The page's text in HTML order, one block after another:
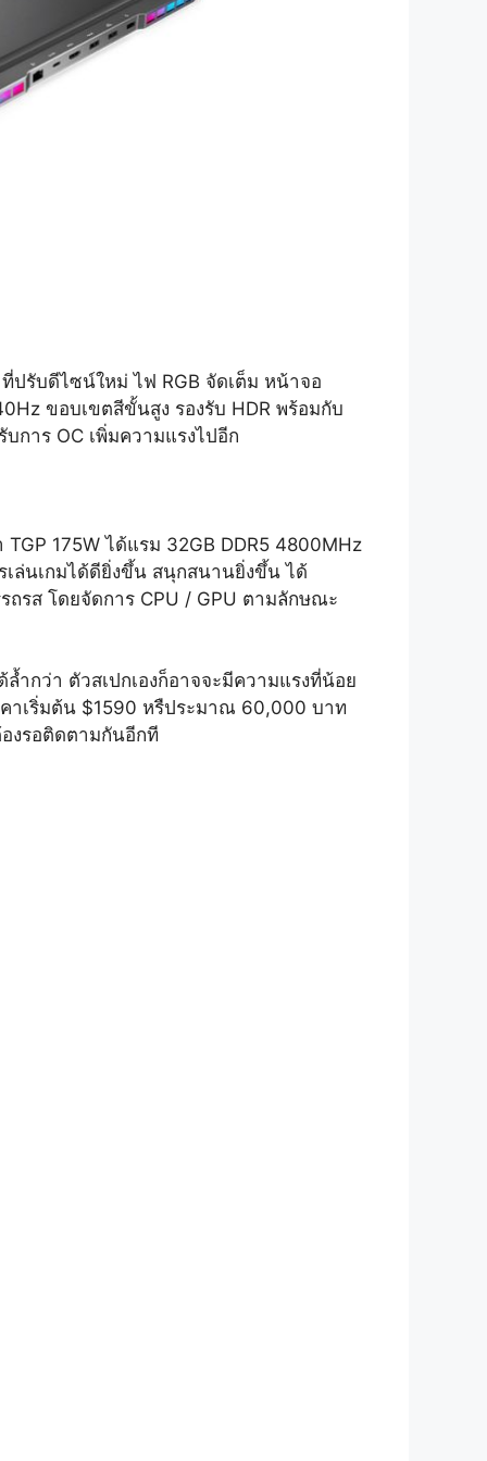
ปรับดีไซน์ใหม่ ไฟ RGB จัดเต็ม หน้าจอ
ขอบเขตสีขั้นสูง รองรับ HDR พร้อมกับ
การ OC เพิ่มความแรงไปอีก
175W ได้แรม 32GB DDR5 4800MHz
เล่นเกมได้ดียิ่งขึ้น สนุกสนานยิ่งขึ้น ได้
ถรส โดยจัดการ CPU / GPU ตามลักษณะ
ำกว่า ตัวสเปกเองก็อาจจะมีความแรงที่น้อย
าเริ่มต้น $1590 หรืประมาณ 60,000 บาท
งรอติดตามกันอีกที